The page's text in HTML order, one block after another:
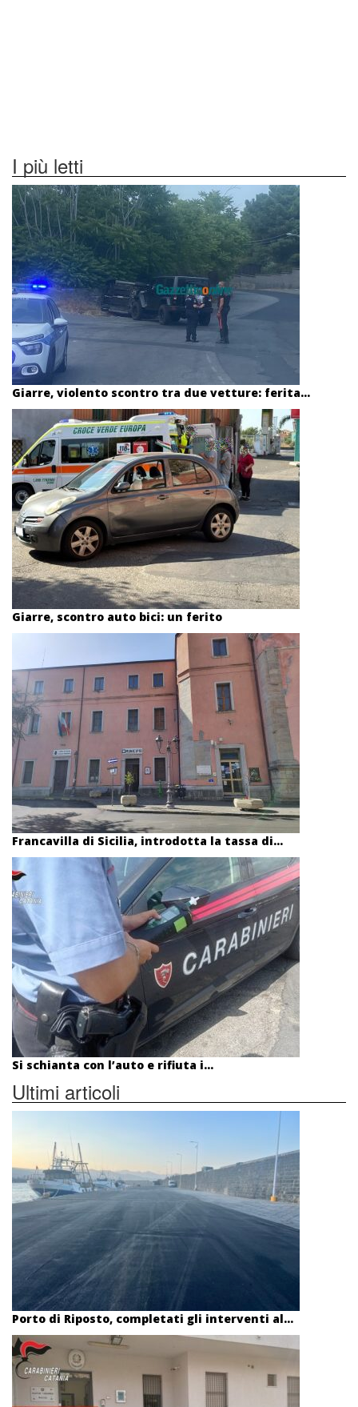
I più letti
Giarre, violento scontro tra due vetture: ferita...
Giarre, scontro auto bici: un ferito
Francavilla di Sicilia, introdotta la tassa di...
Si schianta con l’auto e rifiuta i...
Ultimi articoli
Porto di Riposto, completati gli interventi al...